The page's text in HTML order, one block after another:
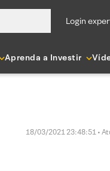
login
Aprenda a Investir
18/03/2021 23:48:51 •